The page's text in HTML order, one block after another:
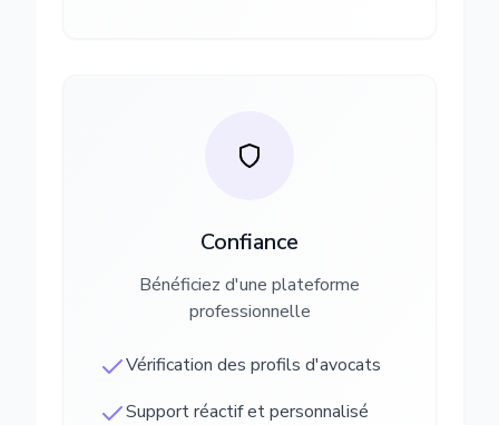
Confiance
Bénéficiez d'une plateforme
professionnelle
Vérification des profils d'avocats
Support réactif et personnalisé